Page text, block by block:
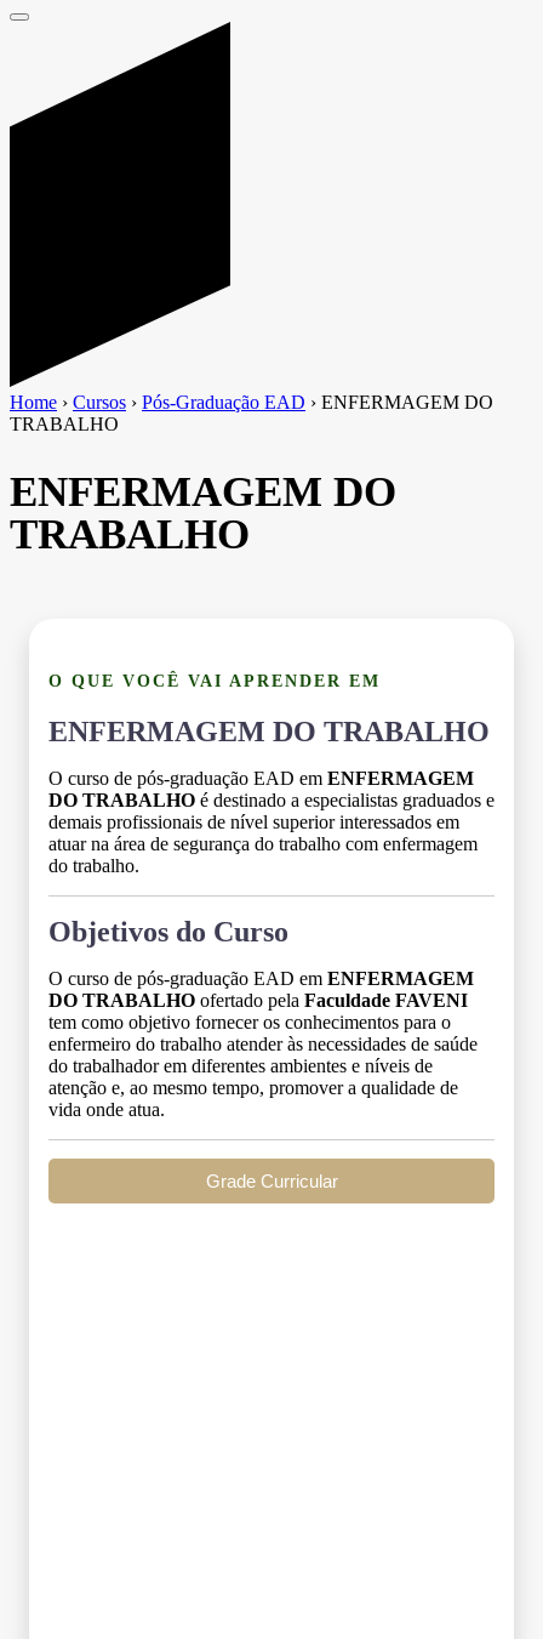
Home › Cursos › Pós-Graduação EAD › ENFERMAGEM DO
TRABALHO
ENFERMAGEM DO
TRABALHO
O QUE VOCÊ VAI APRENDER EM
ENFERMAGEM DO TRABALHO
O curso de pós-graduação EAD em ENFERMAGEM
DO TRABALHO é destinado a especialistas graduados e
demais profissionais de nível superior interessados em
atuar na área de segurança do trabalho com enfermagem
do trabalho.
Objetivos do Curso
O curso de pós-graduação EAD em ENFERMAGEM
DO TRABALHO ofertado pela Faculdade FAVENI
tem como objetivo fornecer os conhecimentos para o
enfermeiro do trabalho atender às necessidades de saúde
do trabalhador em diferentes ambientes e níveis de
atenção e, ao mesmo tempo, promover a qualidade de
vida onde atua.
Grade Curricular